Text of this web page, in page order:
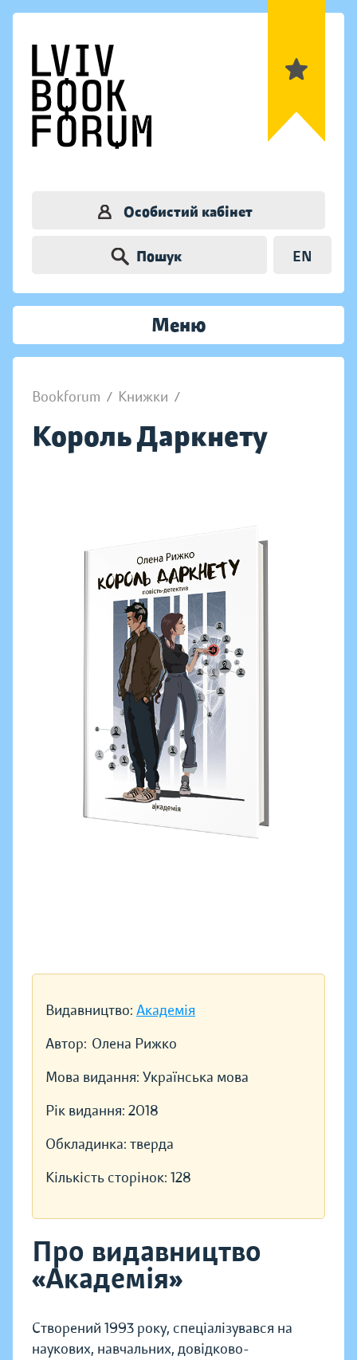
Особистий кабінет
Пошук EN
Меню
Bookforum / Книжки /
Король Даркнету
Видавництво: Академія
Автор: Олена Рижко
Мова видання: Українська мова
Рік видання: 2018
Обкладинка: тверда
Кількість сторінок: 128
Про видавництво
«Академія»
Створений 1993 року, спеціалізувався на
наукових, навчальних, довідково-